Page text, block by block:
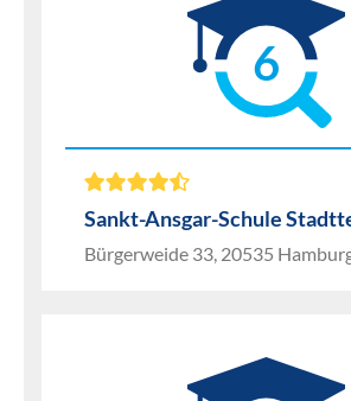
6
Sankt-Ansgar-Schule
Bürgerweide 33, 20535